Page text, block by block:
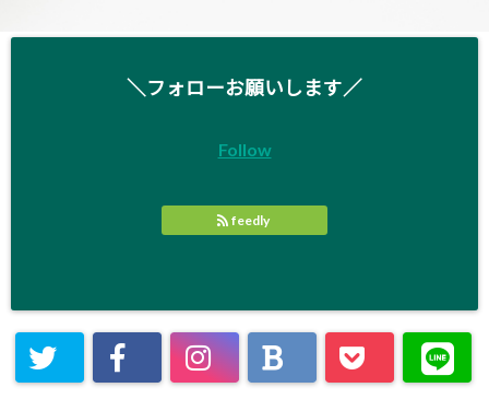
＼フォローお願いします／
Follow
feedly